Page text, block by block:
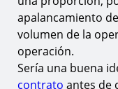
apalancamiento
volumen de la
operación.
Sería una buena
contrato antes de